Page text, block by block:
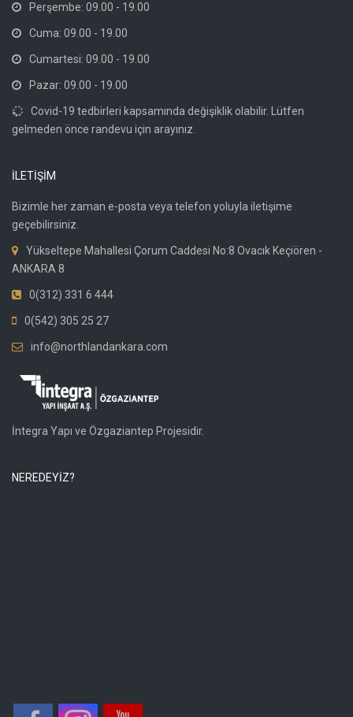
Perşembe: 09.00 - 19.00
Cuma: 09.00 - 19.00
Cumartesi: 09.00 - 19.00
Pazar: 09.00 - 19.00
Covid-19 tedbirleri kapsamında değişiklik olabilir. Lütfen
gelmeden önce randevu için arayınız.
İLETİŞİM
Bizimle her zaman e-posta veya telefon yoluyla iletişime
geçebilirsiniz.
Yükseltepe Mahallesi Çorum Caddesi No:8 Ovacık Keçiören -
ANKARA 8
0(312) 331 6 444
0(542) 305 25 27
info@northlandankara.com
İntegra Yapı ve Özgaziantep Projesidir.
NEREDEYİZ?